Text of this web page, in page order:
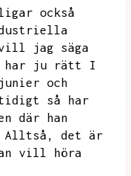
också
vill jag säga
har ju rätt I
och
så har
där han
Alltså, det är
vill höra